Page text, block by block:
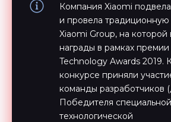
Компания Xiaomi
и провела
Xiaomi Group, на которой
награды в рамках
Technology Awards 2019.
конкурсе приняли
команды разработчиков
Победителя специальной
технологической